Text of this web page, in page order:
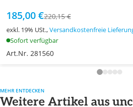
185,00 €220,15 €
exkl. 19% USt.,Versandkostenfreie
Sofort verfügbar
Art.Nr. 281560
MEHR ENTDECKEN
Weitere Artikel aus